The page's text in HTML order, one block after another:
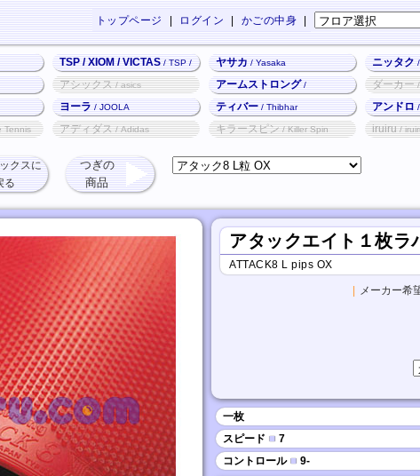
かごの中身
ログイン
トップページ
TSP / XIOM / VICTAS/ TSP /
XIOM / VICTAS
ヤサカ/ Yasaka ニッタク
アシックス/ asics アームストロング/
Armstrong
ダーカー
ヨーラ/ JOOLA ティバー/ Thibhar アンドロ
Tennis アディダス/ Adidas キラースピン/ Killer Spin iruiru/
クスに
る
つぎの
商品
アタックエイト１枚ラ
ATTACK8 L pips OX
メーカー希
一枚
スピード ■ 7
コントロール ■ 9-